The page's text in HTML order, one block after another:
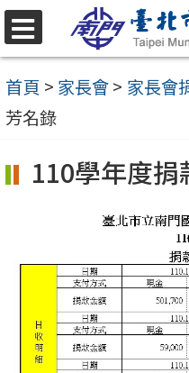
跳
至
主
要
容
選
單
首頁 > 家長會> 家長會
芳名錄
110學年度捐